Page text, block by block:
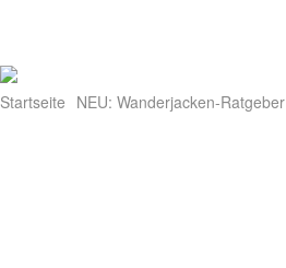
Startseite NEU: Wanderjacken-Ratgeber